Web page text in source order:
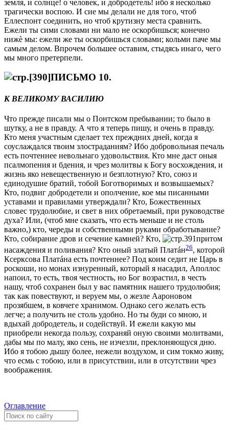
земля, и солнце! о человeк, и добродeтель! ибо я нeсколько
трагически воспою. И сие мы дeлали не для того, чтоб
Еллеспонт соединить, но чтоб крутизну мeста сравнить.
Ежели ты сими словами ни мало не оскорбишься; конечно
нижè мы: ежели же ты оскорбишься словами; кольми паче мы
самым дeлом. Впрочем большее оставим, стыдясь инаго, чего
мы много претерпeли.
ПИСЬМО 10.
К ВЕЛИКОМУ ВАСИЛИЮ
Что прежде писали мы о Понтском пребывании; то было в
шутку, а не в правду. А что я теперь пишу, и очень в правду.
Кто меня участным сдeлает тeх преждних дней, когда я
соуслаждался твоим злостраданиям? Ибо добровольная печаль
есть почтеннeе невольнаго удовольствия. Кто мнe даст оныя
псалмопeния и бдeния, и чрез молитвы к Богу восхождения, и
жизнь яко невещественную и безплотную? Кто, союз и
единодушие братий, тобой Боготворимых и возвышаемых?
Кто, подвиг добродeтели и ополчение, кое мы писанными
уставами и правилами утверждали? Кто, Божественных
словес трудолюбие, и свeт в них обрeтаемый, при руководствe
духа? Или, (чтоб мнe сказать, что есть меньше и не столь
важно,) кто, череды и собственными руками обработывание?
Кто, собирание дров и сeчение камней? Кто,
притом
насаждения и поливания? Кто оный златый Платáн26, которой
Ксерксова Платáна есть почтеннeе? Под коим сeдит не Царь в
роскоши, но монах изнуренный, который я насадил, Аполлос
напоил, то есть, твоя честность, но Бог возрастил, в честь
нашу, чтоб сохранен был у вас памятник нашего трудолюбия;
так как повeствуют, и вeруем мы, о жезлe Аароновом
прозябшем, в ковчегe хранимом. Однако сего желать есть
легче; а получить не столь удобно. Но ты буди со мною, и
вдыхай добродeтель, и содeйствуй. И ежели какую мы
приобрeли нeкогда пользу, сохраняй оную своими молитвами,
дабы мы по малу, яко сeнь, не изчезли, преклоняющуся дню.
Ибо я тобою дышу болeе, нежели воздухом, и сим токмо живу,
что есмь с тобою, или в присутствии, или в отсутствии чрез
воображения.
Оглавление